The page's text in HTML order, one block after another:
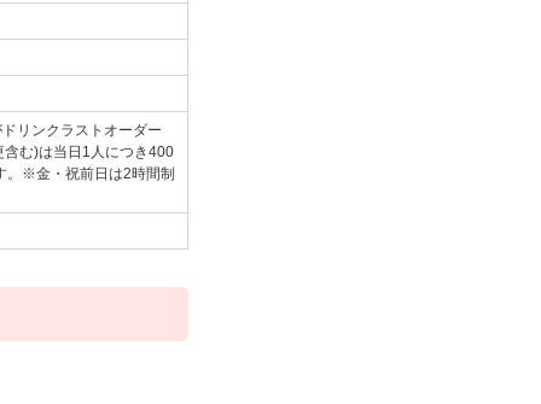
リンクラストオーダー
む)は当日1人につき400
。※金・祝前日は2時間制